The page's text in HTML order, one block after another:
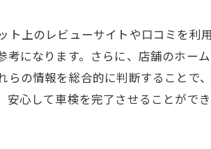
上のレビューサイトや口コミを利
になります。さらに、店舗のホー
の情報を総合的に判断することで
心して車検を完了させることがで